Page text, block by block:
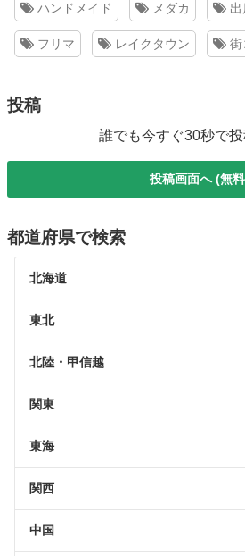
ハンドメイド メダカ 出
フリマ レイクタウン 街
投稿
誰でも今すぐ30秒で
投稿画面へ (無
都道府県で検索
北海道
東北
北陸・甲信越
関東
東海
関西
中国